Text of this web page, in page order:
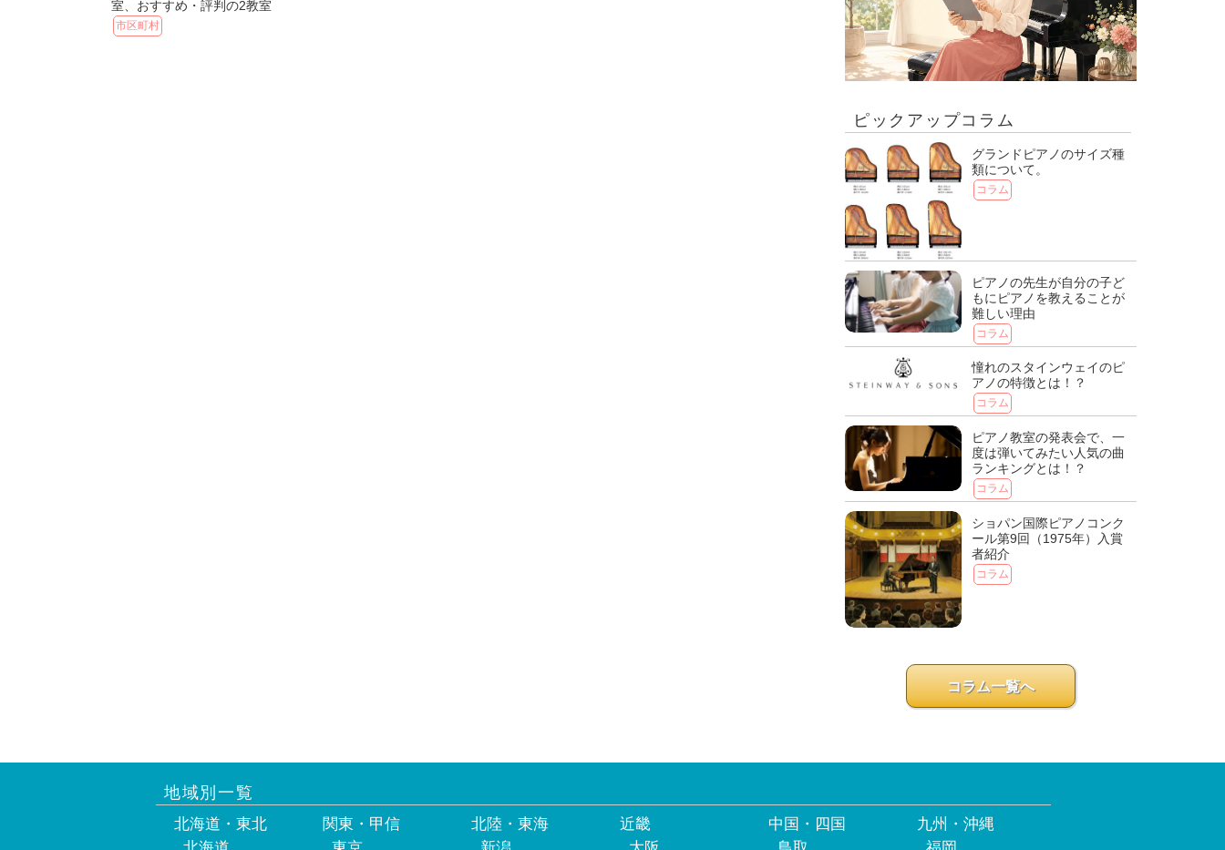
室、おすすめ・評判の2教室
市区町村
ピックアップコラム
グランドピアノのサイズ種
類について。
コラム
ピアノの先生が自分の子ど
もにピアノを教えることが
難しい理由
コラム
憧れのスタインウェイのピ
アノの特徴とは！？
コラム
ピアノ教室の発表会で、一
度は弾いてみたい人気の曲
ランキングとは！？
コラム
ショパン国際ピアノコンク
ール第9回（1975年）入賞
者紹介
コラム
コラム一覧へ
地域別一覧
北海道・東北
関東・甲信
北陸・東海
近畿
中国・四国
九州・沖縄